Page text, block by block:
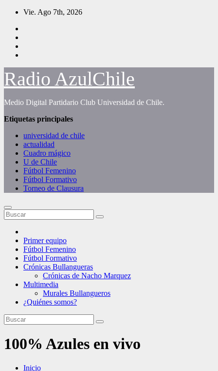
Saltar
contenido
Vie. Ago 7th, 2026
Radio AzulChile
Medio Digital Partidario Club Universidad de Chile.
Etiquetas principales
universidad de chile
actualidad
Cuadro mágico
U de Chile
Fútbol Femenino
Fútbol Formativo
Torneo de Clausura
Primer equipo
Fútbol Femenino
Fútbol Formativo
Crónicas Bullangueras
Crónicas de Nacho Marquez
Multimedia
Murales Bullangueros
¿Quiénes somos?
100% Azules en vivo
Inicio